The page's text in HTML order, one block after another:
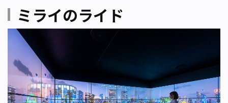
ミライのライド